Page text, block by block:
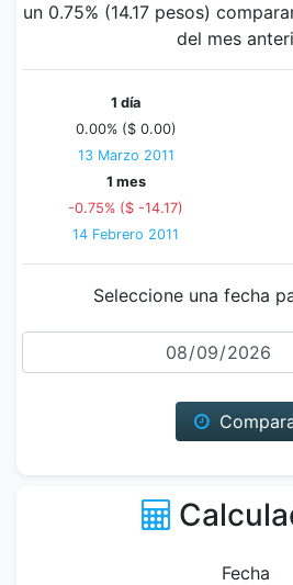
un 0.75% (14.17 pesos)
del mes
1 día
0.00% ($ 0.00)
13 Marzo 2011
1 mes
-0.75% ($ -14.17)
14 Febrero 2011
Seleccione una fecha
Fecha
Fecha